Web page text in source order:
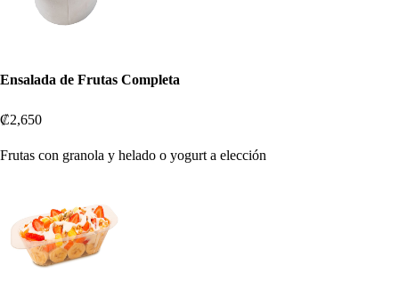
Ensalada de Frutas Completa
₡2,650
Frutas con granola y helado o yogurt a elección